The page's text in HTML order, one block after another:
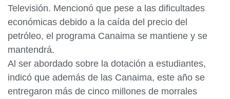
Televisión. Mencionó que pese a las dificultades
económicas debido a la caída del precio del
petróleo, el programa Canaima se mantiene y se
mantendrá.
Al ser abordado sobre la dotación a estudiantes,
indicó que además de las Canaima, este año se
entregaron más de cinco millones de morrales